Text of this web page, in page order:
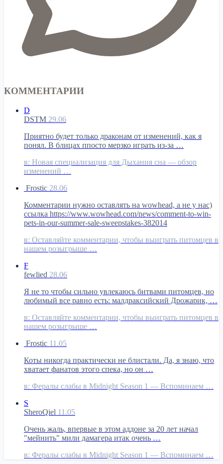
КОММЕНТАРИИ
D
DSTM 29.06
Приятно будет только драконам от изменений, как я
понял. В блицах ппосто мерзко играть из-за …
в: Новая специализация для Дыхания сна — обзор
изменений …
Frostic 28.06
Комментарии нужно оставлять на wowhead, а не у нас)
ссылка https://www.wowhead.com/news/comment-to-win-
pets-in-our-summer-sale-sweepstakes-382014
в: Оставляйте комментарии, чтобы выиграть питомцев в
нашем розыгрыше …
F
fewlied 28.06
Я не то чтобы сильно увлекаюсь битвами питомцев, но
любимый все равно есть: малдраксийский Дрожарик, …
в: Оставляйте комментарии, чтобы выиграть питомцев в
нашем розыгрыше …
Frostic 11.05
Коты никогда практически не блистали. Да, я знаю, что
хватает фанатов этого спека, но он …
в: Фералы слабы в Midnight Season 1 — Вспоминаем …
S
SheroQiel 11.05
Очень жаль, впервые в этом аддоне за 20 лет начал
"мейнить" мили дамагера итак очень …
в: Фералы слабы в Midnight Season 1 — Вспоминаем …